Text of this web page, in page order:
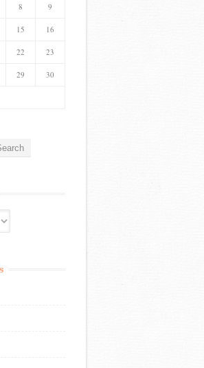
8 9
15 16
22 23
29 30